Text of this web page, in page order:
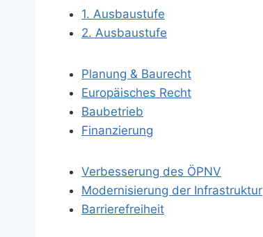
1. Ausbaustufe
2. Ausbaustufe
Planung & Baurecht
Europäisches Recht
Baubetrieb
Finanzierung
Verbesserung des ÖPNV
Modernisierung der Infrastruktur
Barrierefreiheit